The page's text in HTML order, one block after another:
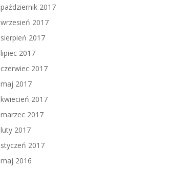
październik 2017
wrzesień 2017
sierpień 2017
lipiec 2017
czerwiec 2017
maj 2017
kwiecień 2017
marzec 2017
luty 2017
styczeń 2017
maj 2016